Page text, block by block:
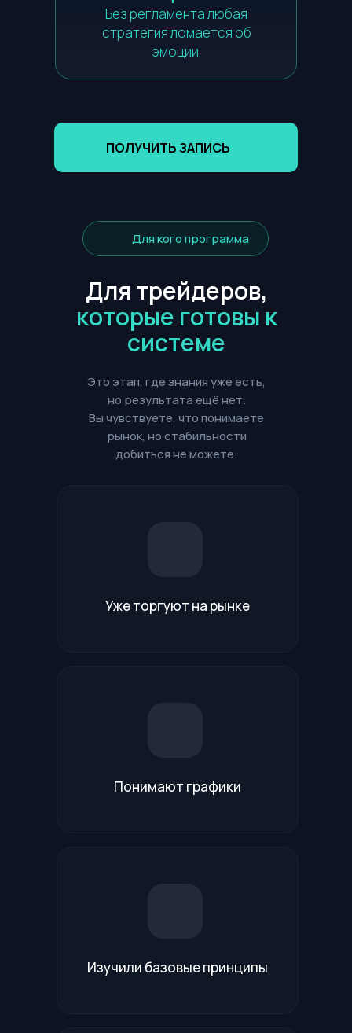
Без регламента любая
стратегия ломается об
эмоции.
ПОЛУЧИТЬ ЗАПИСЬ
Понимают графики
Изучили базовые принципы
Уже торгуют на рынке
Для кого программа
Для трейдеров,
которые готовы к
системе
Это этап, где знания уже есть,
но результата ещё нет.
Вы чувствуете, что понимаете
рынок, но стабильности
добиться не можете.